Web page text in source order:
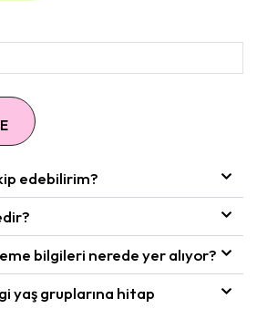
edebilirim?
bilgileri nerede yer alıyor?
yaş gruplarına hitap